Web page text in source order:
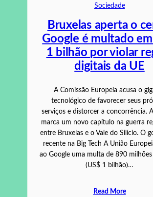
Sociedade
Bruxelas aperta o
Google é multado
1 bilhão por violar
digitais da UE
A Comissão Europeia acusa o
tecnológico de favorecer seus
serviços e distorcer a concorrência.
marca um novo capítulo na guerra
entre Bruxelas e o Vale do Silício. O
recente na Big Tech A União
ao Google uma multa de 890
(US$ 1 bilhão)…
Read More